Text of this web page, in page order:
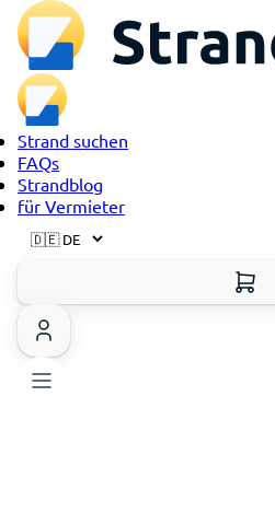
Strand suchen
FAQs
Strandblog
für Vermieter